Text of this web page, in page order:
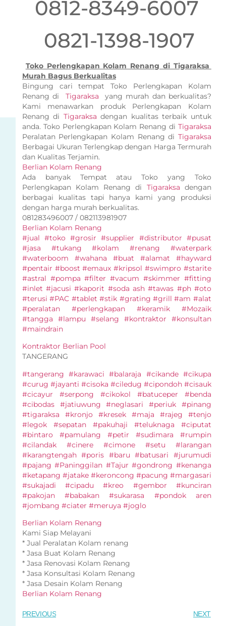
0812-8349-6007
0821-1398-1907
Toko Perlengkapan Kolam Renang di Tigaraksa
Murah Bagus Berkualitas
Bingung cari tempat Toko Perlengkapan Kolam
Renang di Tigaraksa
yang murah dan berkualitas?
Kami menawarkan produk Perlengkapan Kolam
Renang di Tigaraksa dengan kualitas terbaik untuk
anda. Toko Perlengkapan Kolam Renang di Tigaraksa
Peralatan Perlengkapan Kolam Renang di Tigaraksa
Berbagai Ukuran Terlengkap dengan Harga Termurah
dan Kualitas Terjamin.
Berlian Kolam Renang
Ada banyak Tempat atau Toko yang Toko
Perlengkapan Kolam Renang di Tigaraksa dengan
berbagai kualitas tapi hanya kami yang produksi
dengan harga murah berkualitas.
081283496007 / 082113981907
Berlian Kolam Renang
#jual #toko #grosir #supplier #distributor #pusat
#jasa #tukang #kolam #renang #waterpark
#waterboom #wahana #buat #alamat #hayward
#pentair #boost #emaux #kripsol #swimpro #starite
#astral #pompa #filter #vacum #skimmer #fitting
#inlet #jacusi #kaporit #soda ash #tawas #ph #oto
#terusi #PAC #tablet #stik #grating #grill #am #alat
#peralatan #perlengkapan #keramik #Mozaik
#tangga #lampu #selang #kontraktor #konsultan
#maindrain
Kontraktor Berlian Pool
TANGERANG
#tangerang #karawaci #balaraja #cikande #cikupa
#curug #jayanti #cisoka #ciledug #cipondoh #cisauk
#cicayur #serpong #cikokol #batuceper #benda
#cibodas #jatiuwung #neglasari #periuk #pinang
#tigaraksa #kronjo #kresek #maja #rajeg #tenjo
#legok #sepatan #pakuhaji #teluknaga #ciputat
#bintaro #pamulang #petir #sudimara #rumpin
#cilandak #cinere #cimone #setu #larangan
#karangtengah #poris #baru #batusari #jurumudi
#pajang #Paninggilan #Tajur #gondrong #kenanga
#ketapang #jatake #keroncong #pacung #margasari
#sukajadi #cipadu #kreo #gembor #kunciran
#pakojan #babakan #sukarasa #pondok aren
#jombang #ciater #meruya #joglo
Berlian Kolam Renang
Kami Siap Melayani
* Jual Peralatan Kolam renang
* Jasa Buat Kolam Renang
* Jasa Renovasi Kolam Renang
* Jasa Konsultasi Kolam Renang
* Jasa Desain Kolam Renang
Berlian Kolam Renang
PREVIOUS NEXT